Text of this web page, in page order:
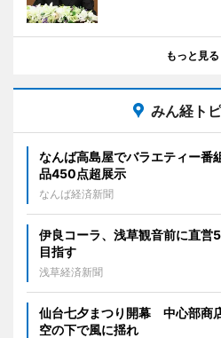
もっと見る
みん経ト
なんば高島屋でバラエティー
品450点超展示
なんば経済新聞
伊良コーラ、浅草観音前に直
目指す
浅草経済新聞
仙台七夕まつり開幕 中心部商
空の下で風に揺れ